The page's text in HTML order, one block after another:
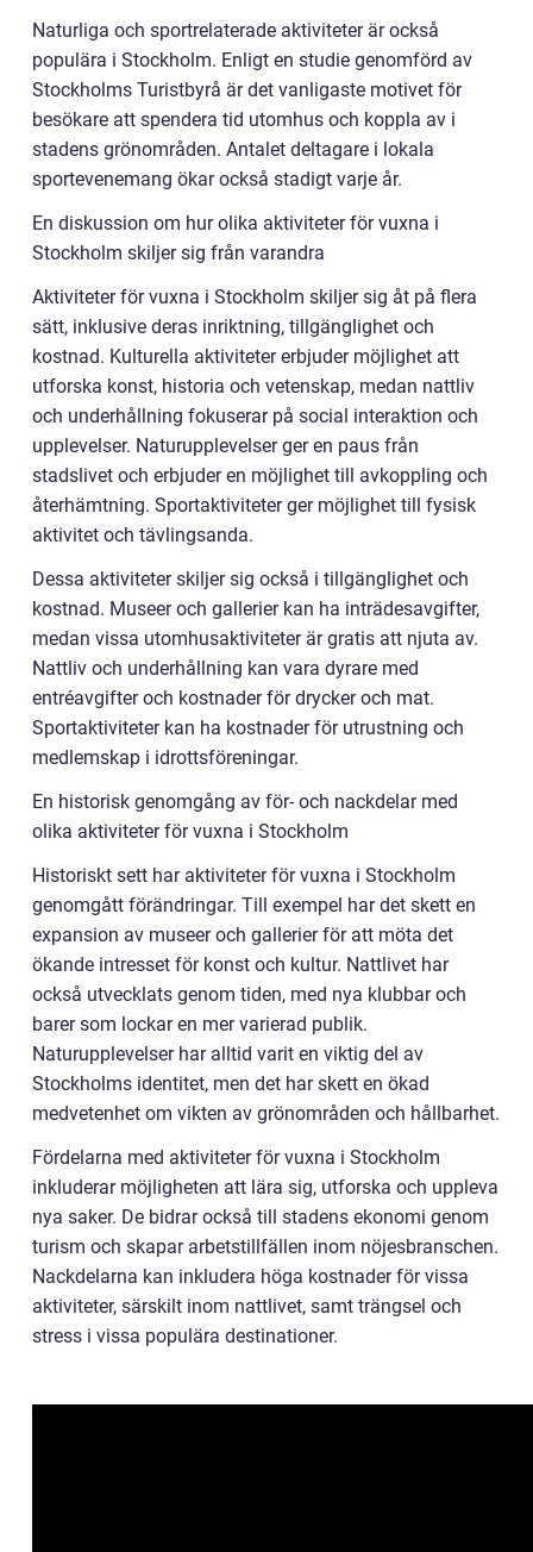
Naturliga och sportrelaterade aktiviteter är också
populära i Stockholm. Enligt en studie genomförd av
Stockholms Turistbyrå är det vanligaste motivet för
besökare att spendera tid utomhus och koppla av i
stadens grönområden. Antalet deltagare i lokala
sportevenemang ökar också stadigt varje år.
En diskussion om hur olika aktiviteter för vuxna i
Stockholm skiljer sig från varandra
Aktiviteter för vuxna i Stockholm skiljer sig åt på flera
sätt, inklusive deras inriktning, tillgänglighet och
kostnad. Kulturella aktiviteter erbjuder möjlighet att
utforska konst, historia och vetenskap, medan nattliv
och underhållning fokuserar på social interaktion och
upplevelser. Naturupplevelser ger en paus från
stadslivet och erbjuder en möjlighet till avkoppling och
återhämtning. Sportaktiviteter ger möjlighet till fysisk
aktivitet och tävlingsanda.
Dessa aktiviteter skiljer sig också i tillgänglighet och
kostnad. Museer och gallerier kan ha inträdesavgifter,
medan vissa utomhusaktiviteter är gratis att njuta av.
Nattliv och underhållning kan vara dyrare med
entréavgifter och kostnader för drycker och mat.
Sportaktiviteter kan ha kostnader för utrustning och
medlemskap i idrottsföreningar.
En historisk genomgång av för- och nackdelar med
olika aktiviteter för vuxna i Stockholm
Historiskt sett har aktiviteter för vuxna i Stockholm
genomgått förändringar. Till exempel har det skett en
expansion av museer och gallerier för att möta det
ökande intresset för konst och kultur. Nattlivet har
också utvecklats genom tiden, med nya klubbar och
barer som lockar en mer varierad publik.
Naturupplevelser har alltid varit en viktig del av
Stockholms identitet, men det har skett en ökad
medvetenhet om vikten av grönområden och hållbarhet.
Fördelarna med aktiviteter för vuxna i Stockholm
inkluderar möjligheten att lära sig, utforska och uppleva
nya saker. De bidrar också till stadens ekonomi genom
turism och skapar arbetstillfällen inom nöjesbranschen.
Nackdelarna kan inkludera höga kostnader för vissa
aktiviteter, särskilt inom nattlivet, samt trängsel och
stress i vissa populära destinationer.